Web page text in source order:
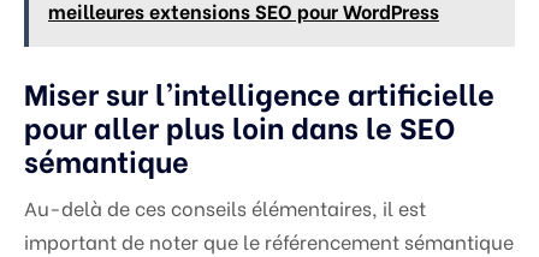
meilleures extensions SEO pour WordPress
Miser sur l’intelligence artificielle
pour aller plus loin dans le SEO
sémantique
Au-delà de ces conseils élémentaires, il est
important de noter que le référencement sémantique